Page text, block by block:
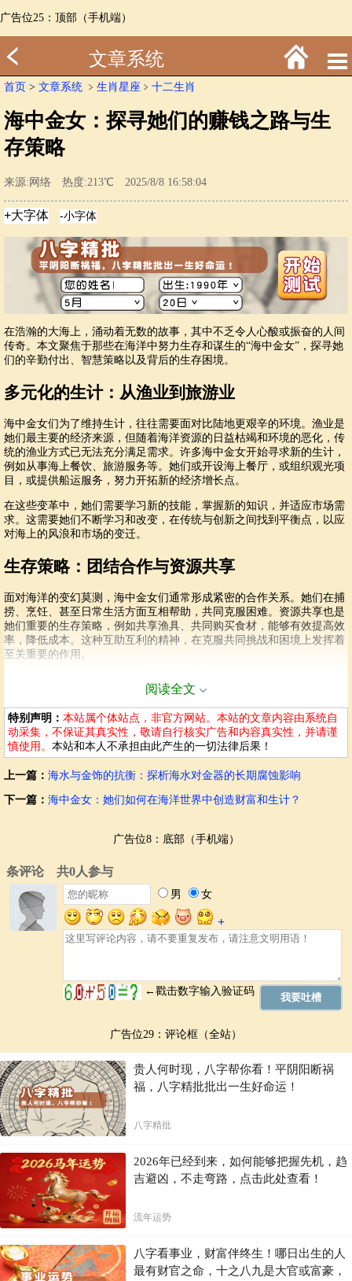
广告位25：顶部（手机端）
文章系统
首页 > 文章系统 ﹥ 生肖星座 ﹥ 十二生肖
海中金女：探寻她们的赚钱之路与生
存策略
来源:网络 热度:213℃ 2025/8/8 16:58:04
在浩瀚的大海上，涌动着无数的故事，其中不乏令人心酸或振奋的人间
传奇。本文聚焦于那些在海洋中努力生存和谋生的“海中金女”，探寻她
们的辛勤付出、智慧策略以及背后的生存困境。
多元化的生计：从渔业到旅游业
海中金女们为了维持生计，往往需要面对比陆地更艰辛的环境。渔业是
她们最主要的经济来源，但随着海洋资源的日益枯竭和环境的恶化，传
统的渔业方式已无法充分满足需求。许多海中金女开始寻求新的生计，
例如从事海上餐饮、旅游服务等。她们或开设海上餐厅，或组织观光项
目，或提供船运服务，努力开拓新的经济增长点。
在这些变革中，她们需要学习新的技能，掌握新的知识，并适应市场需
求。这需要她们不断学习和改变，在传统与创新之间找到平衡点，以应
对海上的风浪和市场的变迁。
生存策略：团结合作与资源共享
面对海洋的变幻莫测，海中金女们通常形成紧密的合作关系。她们在捕
捞、烹饪、甚至日常生活方面互相帮助，共同克服困难。资源共享也是
她们重要的生存策略，例如共享渔具、共同购买食材，能够有效提高效
率，降低成本。这种互助互利的精神，在克服共同挑战和困境上发挥着
至关重要的作用。
面对的挑战：环境恶化和市场波动
海中金女们也面临着各种挑战。海洋环境日益恶化，例如污染、过度捕
捞和气候变化等，使得捕鱼收益减少，生存压力增大。市场的波动也会
影响她们的收入，例如物价上涨、原材料价格波动等。这些因素都对海
中金女们的生存和发展造成了巨大的影响。
和较少的晋升机会，在获得资源和支持方面也可能存在困难。
政府的扶持与社会关怀
为了帮助海中金女更好地发展和生存，一些地方政府开始出台政策，为
她们提供支持和帮助。例如，提供技能培训、创业资金、就业指导等，
以帮助她们掌握新的技能和开拓新的市场。同时，社会各界也开始关注
海中金女的困境，并努力为她们创造更美好的生存环境。
除了政府的支持，社区的关爱和民间组织的帮助都至关重要。通过建立
互助平台、提供心理咨询、宣传海洋环保等方式，能够更好地帮助海中
展望未来：可持续发展与创新突破
同时，也要保护海洋资源，避免环境恶化。同时，她们需要不断创新，
例如发展特色产品、探索新的市场，提高自身综合素质，以适应市场需
求。
技术进步和创新也是她们发展的关键。例如，采用更加环保的捕鱼方
式、利用科技设备提升效率、开发新的海洋产品和服务等，都能够帮助
海中金女更好地应对未来的挑战，实现可持续发展。
结论：
海中金女们是海洋的守护者，也是经济的贡献者。她们的辛勤付出，智
慧策略和坚韧精神值得我们敬佩。保护海洋环境，支持她们的创业发
展，给予她们更多关怀，是社会共同的责任。唯有共同努力，才能确保
海中金女们在漫长岁月中拥有一个更加美好的未来。
阅读全文
特别声明： 本站属个体站点，非官方网站。本站的文章内容由系统自
动采集，不保证其真实性，敬请自行核实广告和内容真实性，并请谨
慎使用。 本站和本人不承担由此产生的一切法律后果！
上一篇： 海水与金饰的抗衡：探析海水对金器的长期腐蚀影响
下一篇： 海中金女：她们如何在海洋世界中创造财富和生计？
广告位8：底部（手机端）
广告位29：评论框（全站）
贵人何时现，八字帮你看！平阴阳断祸
福，八字精批批出一生好命运！
八字精批
2026年已经到来，如何能够把握先机，趋
吉避凶，不走弯路，点击此处查看！
流年运势
八字看事业，财富伴终生！哪日出生的人
最有财官之命，十之八九是大官或富豪，